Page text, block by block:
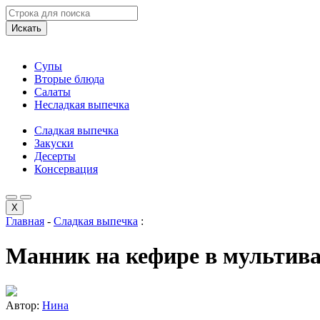
Искать
Супы
Вторые блюда
Салаты
Несладкая выпечка
Сладкая выпечка
Закуски
Десерты
Консервация
X
Главная - Сладкая выпечка :
Манник на кефире в
Автор: Нина